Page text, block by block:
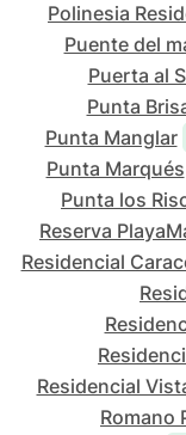
Polinesia
Puente del
Puerta al
Punta
Punta Manglar
Punta Marqués
Punta los
Reserva
Residencial
Residencial
Romano